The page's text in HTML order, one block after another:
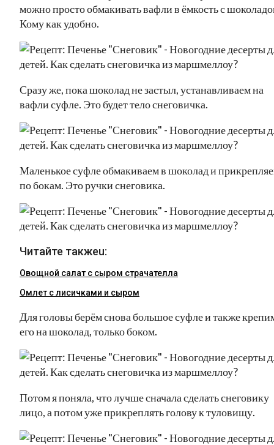
можно просто обмакивать вафли в ёмкость с
Кому как удобно.
Сразу же, пока шоколад не застыл, устанавливаем на
вафли суфле. Это будет тело снеговичка.
Маленькое суфле обмакиваем в шоколад и
по бокам. Это ручки снеговика.
Читайте такжеu:
Овощной салат с сыром страчателла
Омлет с лисичками и сыром
Для головы берём снова большое суфле и также
его на шоколад, только боком.
Потом я поняла, что лучше сначала сделать снеговику
лицо, а потом уже прикреплять голову к туловищу.